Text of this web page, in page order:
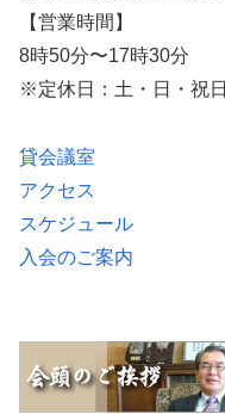
【営業時間】
8時50分〜17時30分
※定休日：土・日・祝日
貸会議室
アクセス
スケジュール
入会のご案内